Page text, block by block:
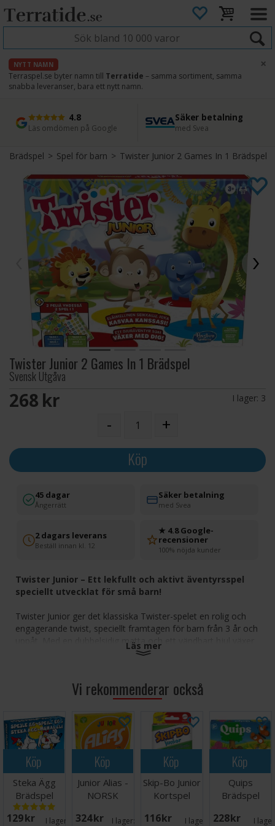
NYTT NAMN
Terraspel.se byter namn till Terratide – samma sortiment, samma
snabba leveranser, bara ett nytt namn.
×
4.8
Läs omdömen på Google
Säker betalning
med Svea
Snabb leverans
Direkt från lager
45 dagars ångerrätt
Enkel retur
Brädspel>Spel för barn>Twister Junior 2 Games In 1 Brädspel
Twister Junior 2 Games In 1 Brädspel
Svensk Utgåva
268 SEK I lager: 3
- +
Köp
45 dagar
Ångerrätt
Säker betalning
med Svea
2 dagars leverans
Beställ innan kl. 12
★ 4.8 Google-
recensioner
100% nöjda kunder
Twister Junior – Ett lekfullt och aktivt äventyrsspel
speciellt utvecklat för små barn!
Twister Junior ger det klassiska Twister-spelet en rolig och
engagerande twist, speciellt framtagen för barn från 3 år och
uppåt. Med en dubbelsidig matta och ett vändbart hjul växer
spelet tillsammans med ditt barn genom att erbjuda två
sällskapsspel, uppmuntrar det till rörelse, lärande och mycket
Dubbelsidig matta erbjuder två olika spellägen för
varierad lek
Vändbart snurrhjul ger flexibilitet och nya sätt att spela
på
Utformad för barn från 3 år och uppåt
Uppmuntrar till färgigenkänning, rörelse och
koordination
Passar för 2 till 4 spelare, perfekt för familjekul
Läs mer
Vi rekommenderar också
Köp
Steka Ägg
Brädspel
129 SEK I lager: 16
Köp
Junior Alias -
NORSK
324 SEK I lager: 20+
Köp
Skip-Bo Junior
Kortspel
116 SEK I lager: 3
Köp
Quips
Brädspel
228 SEK I